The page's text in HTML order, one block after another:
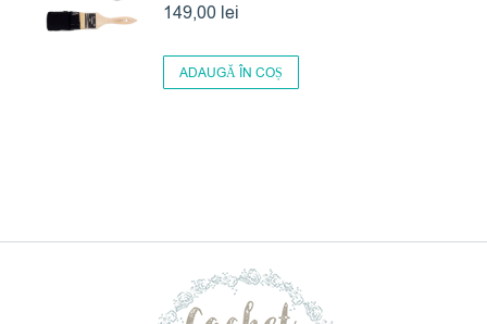
149,00 lei
ADAUGĂ ÎN COȘ